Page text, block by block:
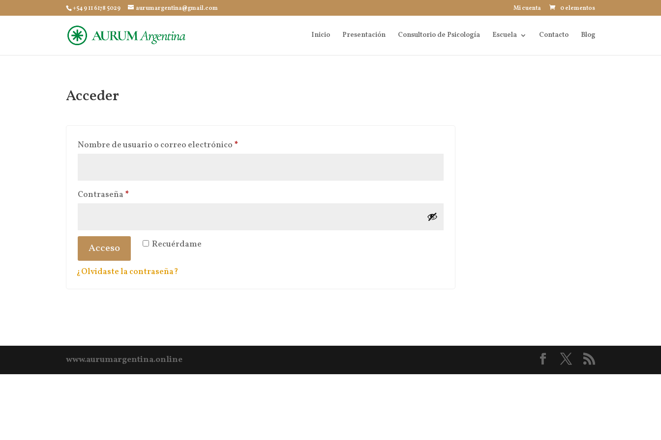
+54 9 11 6178 5029 aurumargentina@gmail.com Mi cuenta 0 elementos
Inicio Presentación Consultorio de Psicología Escuela Contacto Blog
Acceder
Nombre de usuario o correo electrónico *Obligatorio
Contraseña *Obligatorio
Recuérdame
Acceso
¿Olvidaste la contraseña?
www.aurumargentina.online